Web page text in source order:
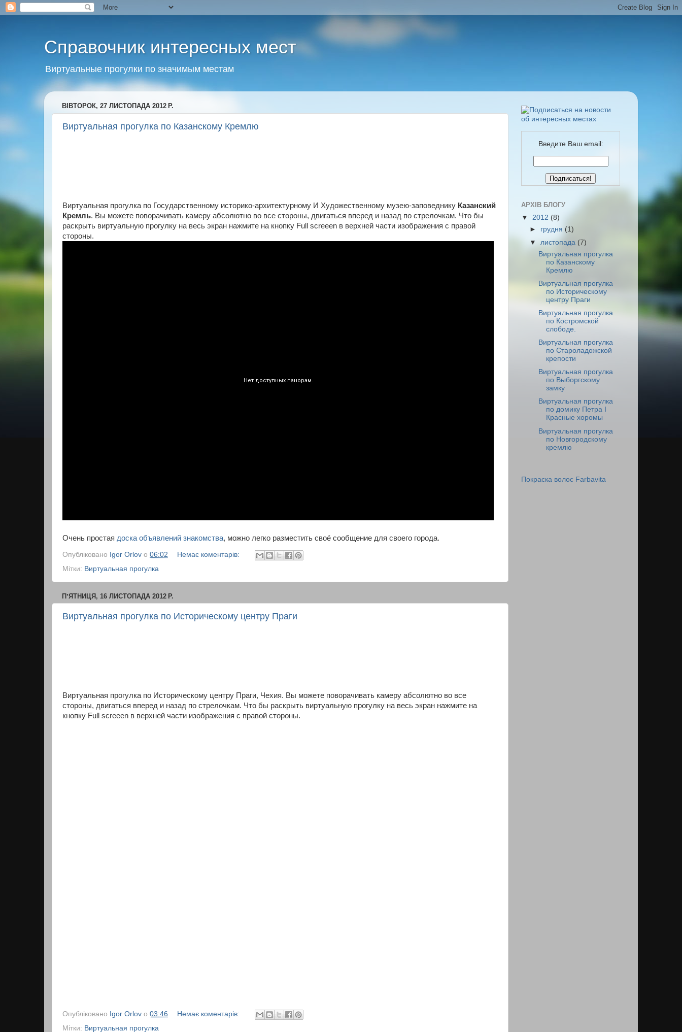
Справочник интересных мест
Виртуальные прогулки по значимым местам
ВІВТОРОК, 27 ЛИСТОПАДА 2012 Р.
Виртуальная прогулка по Казанскому Кремлю
Виртуальная прогулка по Государственному историко-архитектурному И Художественному музею-заповеднику Казанский
Кремль. Вы можете поворачивать камеру абсолютно во все стороны, двигаться вперед и назад по стрелочкам. Что бы
раскрыть виртуальную прогулку на весь экран нажмите на кнопку Full screeen в верхней части изображения с правой
стороны.
Очень простая доска объявлений знакомства, можно легко разместить своё сообщение для своего города.
Опубліковано Igor Orlov о 06:02
Немає коментарів:
Мітки: Виртуальная прогулка
ПʼЯТНИЦЯ, 16 ЛИСТОПАДА 2012 Р.
Виртуальная прогулка по Историческому центру Праги
Виртуальная прогулка по Историческому центру Праги, Чехия. Вы можете поворачивать камеру абсолютно во все
стороны, двигаться вперед и назад по стрелочкам. Что бы раскрыть виртуальную прогулку на весь экран нажмите на
кнопку Full screeen в верхней части изображения с правой стороны.
Опубліковано Igor Orlov о 03:46
Немає коментарів:
Мітки: Виртуальная прогулка
Введите Ваш email:
АРХІВ БЛОГУ
▼ 2012 (8)
► грудня (1)
▼листопада (7)
Виртуальная прогулка
по Казанскому
Кремлю
Виртуальная прогулка
по Историческому
центру Праги
Виртуальная прогулка
по Костромской
слободе.
Виртуальная прогулка
по Староладожской
крепости
Виртуальная прогулка
по Выборгскому
замку
Виртуальная прогулка
по домику Петра I
Красные хоромы
Виртуальная прогулка
по Новгородскому
кремлю
Покраска волос Farbavita